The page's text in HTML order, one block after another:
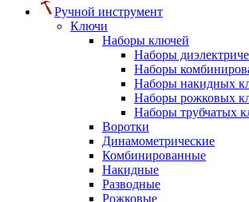
Ручной инструмент
Ключи
Наборы ключей
Наборы
Наборы
Наборы накидных
Наборы рожковых
Наборы трубчатых
Воротки
Динамометрические
Комбинированные
Накидные
Разводные
Рожковые